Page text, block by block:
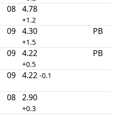
08 4.78
+1.2
09 4.30
+1.5
PB
09 4.22
+0.5
PB
09 4.22 -0.1
08 2.90
+0.3